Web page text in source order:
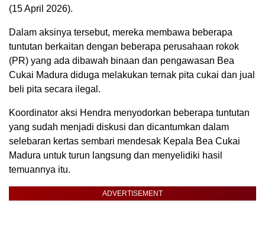
(15 April 2026).
Dalam aksinya tersebut, mereka membawa beberapa
tuntutan berkaitan dengan beberapa perusahaan rokok
(PR) yang ada dibawah binaan dan pengawasan Bea
Cukai Madura diduga melakukan ternak pita cukai dan jual
beli pita secara ilegal.
Koordinator aksi Hendra menyodorkan beberapa tuntutan
yang sudah menjadi diskusi dan dicantumkan dalam
selebaran kertas sembari mendesak Kepala Bea Cukai
Madura untuk turun langsung dan menyelidiki hasil
temuannya itu.
ADVERTISEMENT